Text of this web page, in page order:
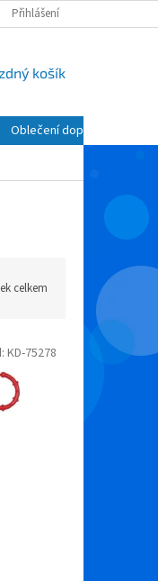
Přihlášení
košík
Oblečení dopňky
celkem
KD-75278